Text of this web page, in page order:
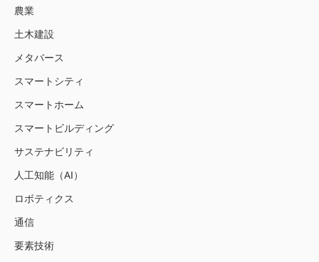
農業
土木建設
メタバース
スマートシティ
スマートホーム
スマートビルディング
サステナビリティ
人工知能（AI）
ロボティクス
通信
要素技術